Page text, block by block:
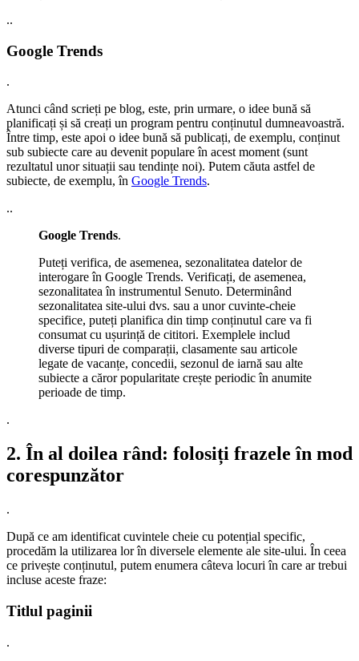
..
Google Trends
.
Atunci când scrieți pe blog, este, prin urmare, o idee bună să
planificați și să creați un program pentru conținutul dumneavoastră.
Între timp, este apoi o idee bună să publicați, de exemplu, conținut
sub subiecte care au devenit populare în acest moment (sunt
rezultatul unor situații sau tendințe noi). Putem căuta astfel de
subiecte, de exemplu, în Google Trends.
..
Google Trends.
Puteți verifica, de asemenea, sezonalitatea datelor de
interogare în Google Trends. Verificați, de asemenea,
sezonalitatea în instrumentul Senuto. Determinând
sezonalitatea site-ului dvs. sau a unor cuvinte-cheie
specifice, puteți planifica din timp conținutul care va fi
consumat cu ușurință de cititori. Exemplele includ
diverse tipuri de comparații, clasamente sau articole
legate de vacanțe, concedii, sezonul de iarnă sau alte
subiecte a căror popularitate crește periodic în anumite
perioade de timp.
.
2. În al doilea rând: folosiți frazele în mod
corespunzător
.
După ce am identificat cuvintele cheie cu potențial specific,
procedăm la utilizarea lor în diversele elemente ale site-ului. În ceea
ce privește conținutul, putem enumera câteva locuri în care ar trebui
incluse aceste fraze:
Titlul paginii
.